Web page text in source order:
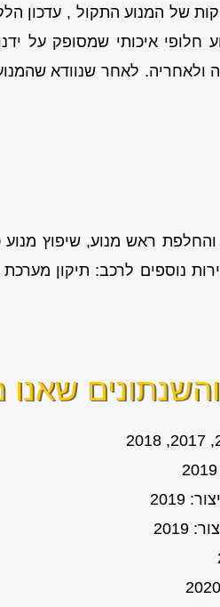
של המנוע התקול , עדכון
איכותי שמסופק על
ולאחריה. לאחר שנוודא
ראש מנוע, שיפוץ מנוע
והשנתונים שאנו